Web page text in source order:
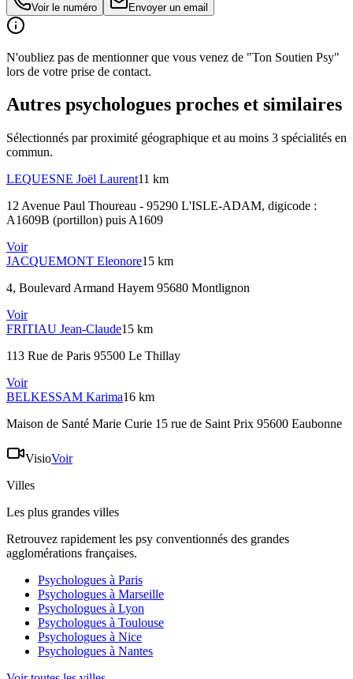
Voir le numéro Envoyer un email
N'oubliez pas de mentionner que vous venez de "Ton Soutien Psy"
lors de votre prise de contact.
Autres psychologues proches et similaires
Sélectionnés par proximité géographique et au moins 3 spécialités en
commun.
LEQUESNE Joël Laurent11 km
12 Avenue Paul Thoureau - 95290 L'ISLE-ADAM, digicode :
A1609B (portillon) puis A1609
Voir
JACQUEMONT Eleonore15 km
4, Boulevard Armand Hayem 95680 Montlignon
Voir
FRITIAU Jean-Claude15 km
113 Rue de Paris 95500 Le Thillay
Voir
BELKESSAM Karima16 km
Maison de Santé Marie Curie 15 rue de Saint Prix 95600 Eaubonne
VisioVoir
Villes
Les plus grandes villes
Retrouvez rapidement les psy conventionnés des grandes
agglomérations françaises.
Psychologues à Paris
Psychologues à Marseille
Psychologues à Lyon
Psychologues à Toulouse
Psychologues à Nice
Psychologues à Nantes